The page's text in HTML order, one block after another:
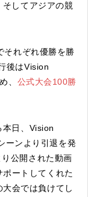
してアジアの競
それぞれ優勝を勝
後はVision
、 公式大会100勝
本日、Vision
ーンより引退を発
公開された動画
ートしてくれた
会では負けてし